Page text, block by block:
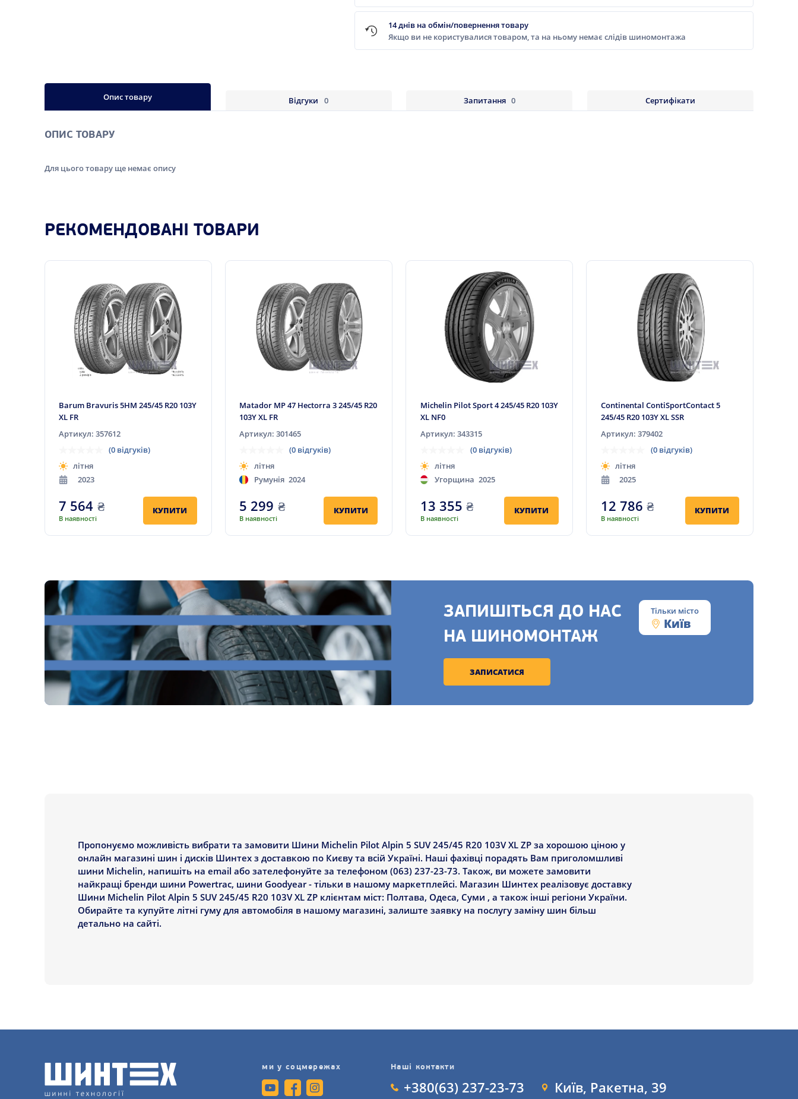
14 днів на обмін/повернення товару
Якщо ви не користувалися товаром, та на ньому немає слідів шиномонтажа
Опис товару Відгуки 0 Запитання 0 Сертифікати
ОПИС ТОВАРУ
Для цього товару ще немає опису
РЕКОМЕНДОВАНІ ТОВАРИ
Barum Bravuris 5HM 245/45 R20 103Y
XL FR
Артикул: 357612
(0 відгуків)
літня
2023
7 564 ₴
В наявності
КУПИТИ
Matador MP 47 Hectorra 3 245/45 R20
103Y XL FR
Артикул: 301465
(0 відгуків)
літня
Румунія 2024
5 299 ₴
В наявності
КУПИТИ
Michelin Pilot Sport 4 245/45 R20 103Y
XL NF0
Артикул: 343315
(0 відгуків)
літня
Угорщина 2025
13 355 ₴
В наявності
КУПИТИ
Continental ContiSportContact 5
245/45 R20 103Y XL SSR
Артикул: 379402
(0 відгуків)
літня
2025
12 786 ₴
В наявності
КУПИТИ
ЗАПИШІТЬСЯ ДО НАС
НА ШИНОМОНТАЖ
Тільки місто
Київ
ЗАПИСАТИСЯ
Пропонуємо можливість вибрати та замовити Шини Michelin Pilot Alpin 5 SUV 245/45 R20 103V XL ZP за хорошою ціною у
онлайн магазині шин і дисків Шинтех з доставкою по Києву та всій Україні. Наші фахівці порадять Вам приголомшливі
шини Michelin, напишіть на email або зателефонуйте за телефоном (063) 237-23-73. Також, ви можете замовити
найкращі бренди шини Powertrac, шини Goodyear - тільки в нашому маркетплейсі. Магазин Шинтех реалізовує доставку
Шини Michelin Pilot Alpin 5 SUV 245/45 R20 103V XL ZP клієнтам міст: Полтава, Одеса, Суми , а також інші регіони України.
Обирайте та купуйте літні гуму для автомобіля в нашому магазині, залиште заявку на послугу заміну шин більш
детально на сайті.
ми у соцмережах Наші контакти
+380(63) 237-23-73 Київ, Ракетна, 39